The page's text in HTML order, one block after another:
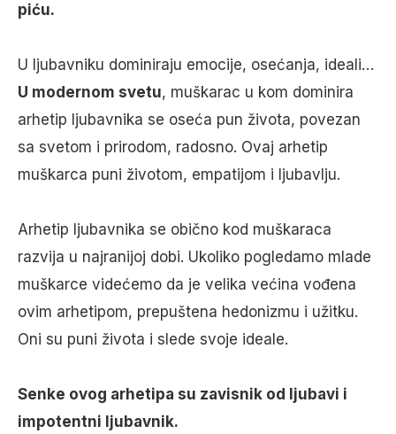
piću.
U ljubavniku dominiraju emocije, osećanja, ideali…
U modernom svetu, muškarac u kom dominira
arhetip ljubavnika se oseća pun života, povezan
sa svetom i prirodom, radosno. Ovaj arhetip
muškarca puni životom, empatijom i ljubavlju.
Arhetip ljubavnika se obično kod muškaraca
razvija u najranijoj dobi. Ukoliko pogledamo mlade
muškarce videćemo da je velika većina vođena
ovim arhetipom, prepuštena hedonizmu i užitku.
Oni su puni života i slede svoje ideale.
Senke ovog arhetipa su zavisnik od ljubavi i
impotentni ljubavnik.